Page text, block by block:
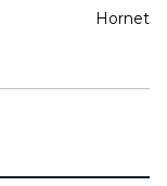
Hornet